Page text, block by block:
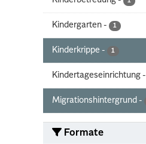
Kindergarten - 1
Kinderkrippe - 1
Kindertageseinrichtung -
Migrationshintergrund -
Formate